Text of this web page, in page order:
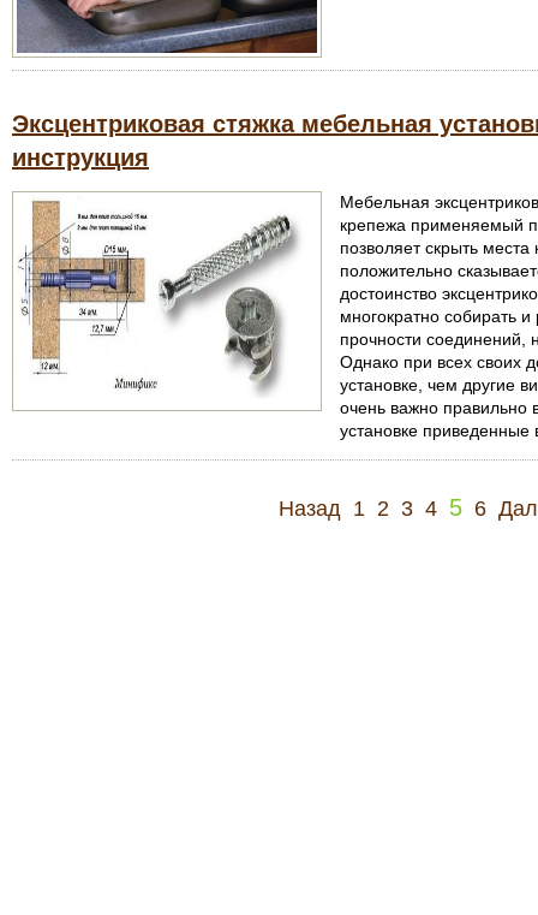
Эксцентриковая стяжка мебельная
инструкция
Мебельная
крепежа применяемый
позволяет скрыть
положительно
достоинство
многократно собирать
прочности соединений,
Однако при всех своих
установке, чем другие
очень важно правильно
установке приведенные
Назад 1 2 3 4 5 6